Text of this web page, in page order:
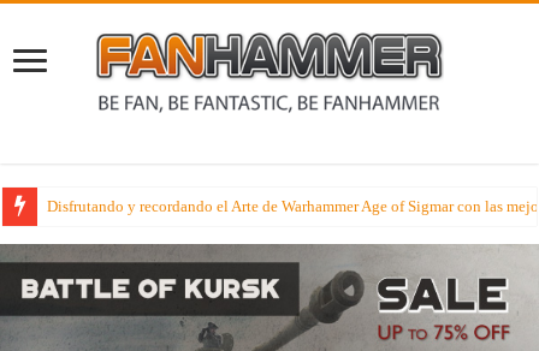
Conociendo a Morg ‘n’ Thorg en su historia y en sus diversas miniaturas